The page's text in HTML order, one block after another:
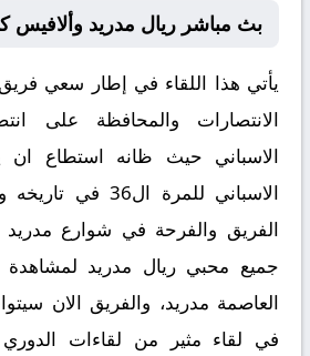
بث مباشر ريال مدريد وألافيس
يأتي هذا اللقاء في إطار سعي
الانتصارات والمحافظة على
الاسباني حيث ظانه استطاع
الاسباني للمرة
الفريق والفرحة في شوارع مدريد
جميع محبي ريال مدريد لمشاهدة
العاصمة مدريد، والفريق الان
في لقاء مثير من لقاءات الدوري